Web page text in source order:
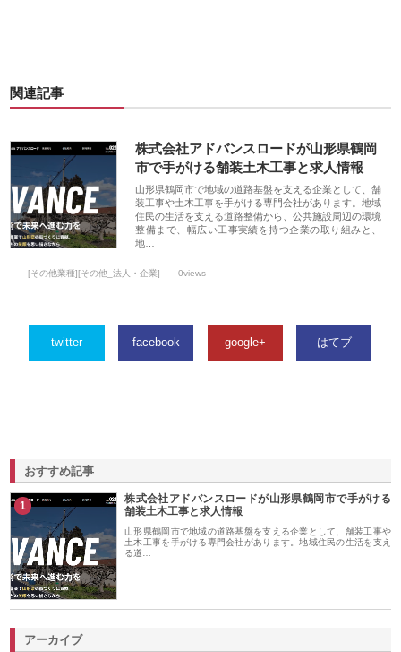
関連記事
株式会社アドバンスロードが山形県鶴岡
市で手がける舗装土木工事と求人情報
山形県鶴岡市で地域の道路基盤を支える企業として、舗
装工事や土木工事を手がける専門会社があります。地域
住民の生活を支える道路整備から、公共施設周辺の環境
整備まで、幅広い工事実績を持つ企業の取り組みと、
地…
[その他業種][その他_法人・企業] 0views
twitter facebook google+ はてブ
おすすめ記事
1
株式会社アドバンスロードが山形県鶴岡市で手がける
舗装土木工事と求人情報
山形県鶴岡市で地域の道路基盤を支える企業として、舗装工事や
土木工事を手がける専門会社があります。地域住民の生活を支え
る道…
アーカイブ